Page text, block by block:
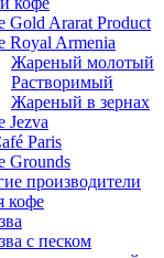
Gold Ararat Product
Royal Armenia
Жареный молотый
Растворимый
Жареный в зернах
Jezva
Paris
Grounds
производители
кофе
с песком